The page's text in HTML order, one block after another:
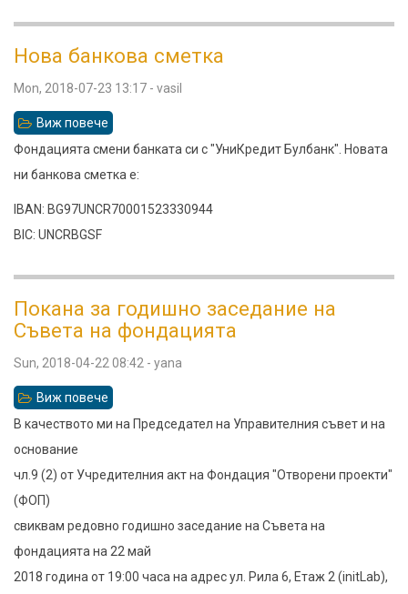
Нова банкова сметка
Mon, 2018-07-23 13:17 - vasil
Виж повече
Нова
банкова
Фондацията смени банката си с "УниКредит Булбанк". Новата
ни банкова сметка е:
IBAN: BG97UNCR70001523330944
BIC: UNCRBGSF
Покана за годишно заседание на
Съвета на фондацията
Sun, 2018-04-22 08:42 - yana
Виж повече
Покана
годишно
на
Съвета
на
В качеството ми на Председател на Управителния съвет и на
основание
чл.9 (2) от Учредителния акт на Фондация "Отворени проекти"
(ФОП)
свиквам редовно годишно заседание на Съвета на
фондацията на 22 май
2018 година от 19:00 часа на адрес ул. Рила 6, Етаж 2 (initLab),